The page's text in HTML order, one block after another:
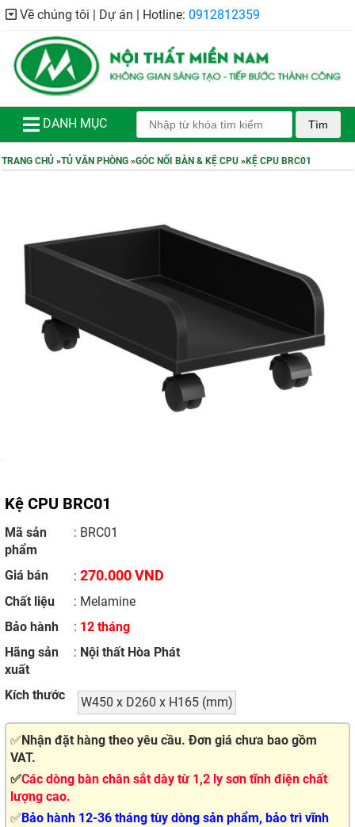
Về chúng tôi | Dự án | Hotline: 0912812359
DANH MỤC Tìm
TRANG CHỦ »TỦ VĂN PHÒNG »GÓC NỐI BÀN & KỆ CPU »KỆ CPU BRC01
Kệ CPU BRC01
Mã sản
phẩm
: BRC01
Giá bán :270.000 VND
Chất liệu
: Melamine
Bảo hành
: 12 tháng
Hãng sản
xuất
: Nội thất Hòa Phát
Kích thước W450 x D260 x H165 (mm)
✅ Nhận đặt hàng theo yêu cầu. Đơn giá chưa bao gồm
VAT.
✅Các dòng bàn chân sắt dày từ 1,2 ly sơn tĩnh điện chất
lượng cao.
✅ Bảo hành 12-36 tháng tùy dòng sản phẩm, bảo trì vĩnh